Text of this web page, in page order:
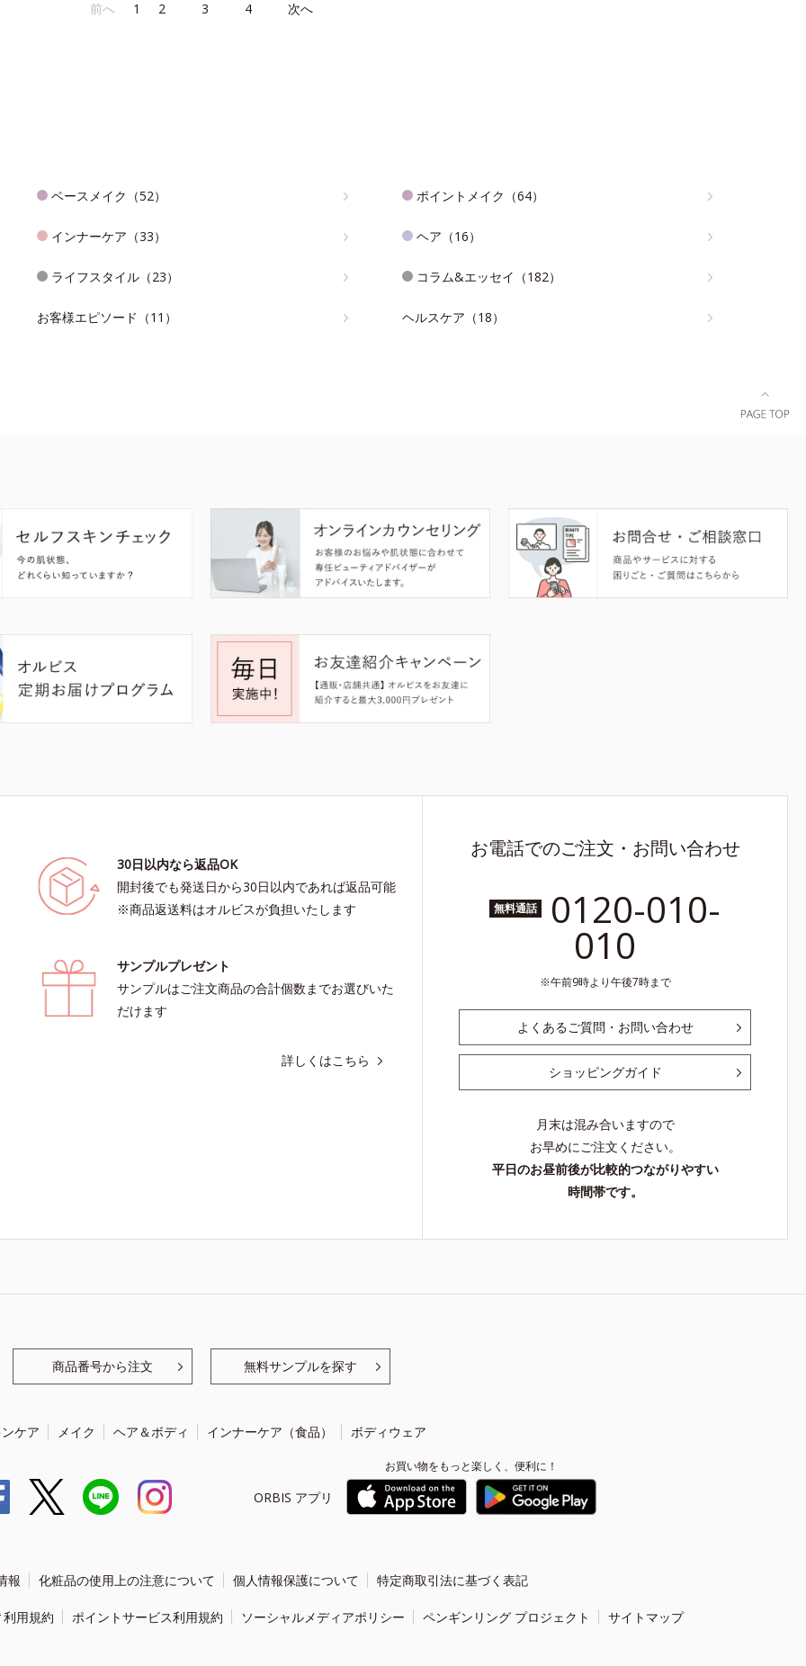
前へ 1 2 3 4 次へ
ベースメイク（52） ポイントメイク（64）
インナーケア（33） ヘア（16）
ライフスタイル（23） コラム&エッセイ（182）
お客様エピソード（11） ヘルスケア（18）
30日以内なら返品OK
開封後でも発送日から30日以内であれば返品可能
※商品返送料はオルビスが負担いたします
サンプルプレゼント
サンプルはご注文商品の合計個数までお選びいた
だけます
詳しくはこちら
お電話でのご注文・お問い合わせ
無料通話 0120-010-
010
午前9時より午後7時まで
よくあるご質問・お問い合わせ
ショッピングガイド
月末は混み合いますので
お早めにご注文ください。
平日のお昼前後が比較的つながりやすい
時間帯です。
商品番号から注文 無料サンプルを探す
ケア メイク ヘア＆ボディ インナーケア（食品） ボディウェア
ORBIS アプリ
お買い物をもっと楽しく、便利に！
報 化粧品の使用上の注意について 個人情報保護について 特定商取引法に基づく表記
用規約 ポイントサービス利用規約 ソーシャルメディアポリシー ペンギンリング プロジェクト サイトマップ